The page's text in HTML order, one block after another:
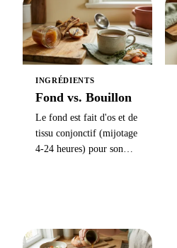
l'huile et l'eau) en un
mélange stable et
uniforme — base de la
mayonnaise, de la
vinaigrette, de la
hollandaise et des sauces
de déglaçage.
INGRÉDIENTS
Fond vs. Bouillon
Le fond est fait d'os et de
tissu conjonctif (mijotage
4-24 heures) pour son
pour les sauces, bouillon
pour les soupes.